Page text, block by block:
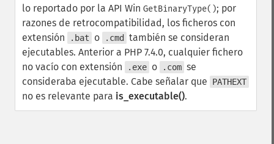
lo reportado por la API Win GetBinaryType(); por
razones de retrocompatibilidad, los ficheros con
extensión
.bat o .cmd
también se consideran
ejecutables. Anterior a PHP 7.4.0, cualquier fichero
no vacío con extensión
.exe o .com se
consideraba ejecutable. Cabe señalar que
PATHEXT
no es relevante para is_executable().